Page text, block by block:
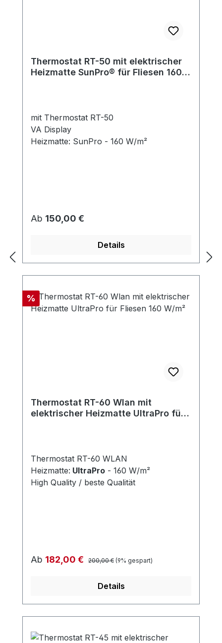
Thermostat RT-50 mit elektrischer
Heizmatte SunPro® für Fliesen 160
mit Thermostat RT-50
VA Display
Heizmatte: SunPro - 160 W/m²
Regulärer Preis:
Ab 150,00 €
Details
Rabatt
%
Thermostat RT-60 Wlan mit
elektrischer Heizmatte UltraPro für
Thermostat RT-60 WLAN
Heizmatte: UltraPro - 160 W/m²
High Quality / beste Qualität
Verkaufspreis:
Ab 182,00 € Regulärer Preis:
200,00 € (9% gespart)
Details